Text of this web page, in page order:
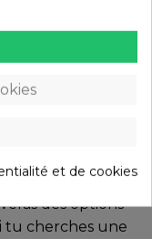
voir la route : tu
te voient. La
garantir ta
ne s’agit pas
et conditions.
des options
tu cherches une
et de cookies